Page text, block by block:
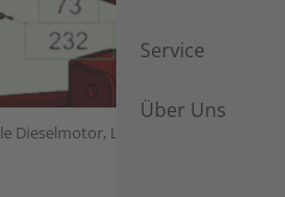
Dieselmotor, Luftfilter
Service
Über Uns